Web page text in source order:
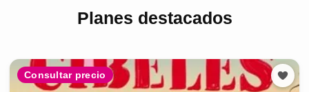
Planes destacados
Consultar precio